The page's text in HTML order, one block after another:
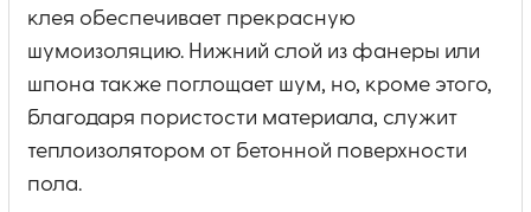
клея обеспечивает прекрасную
шумоизоляцию. Нижний слой из фанеры или
шпона также поглощает шум, но, кроме этого,
благодаря пористости материала, служит
теплоизолятором от бетонной поверхности
пола.